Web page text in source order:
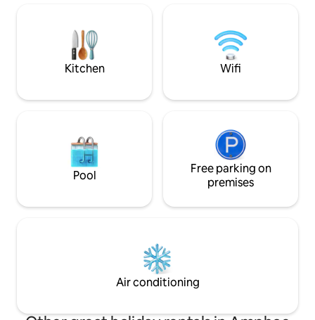
ได้ด้วย ที่พักห่าง 50 นาทีจากกรุงเทพ และ
เพียง 45 นาที ถึงตลาดน้ำอัมพวา และใกล้
Kitchen Wifi
Pool
Free parking on
premises
Air conditioning